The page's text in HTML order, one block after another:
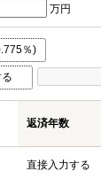
万円
％)
る
返済年数
直接入力する